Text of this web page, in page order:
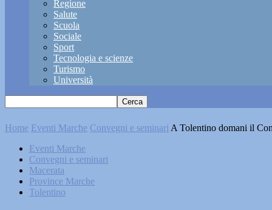
Regione
Salute
Scuola
Sociale
Sport
Tecnologia e scienze
Turismo
Università
Home Eventi Marche Convegni e seminari A Tolentino domani il
Eventi Marche
Convegni e seminari
Macerata
Province Marche
Tolentino